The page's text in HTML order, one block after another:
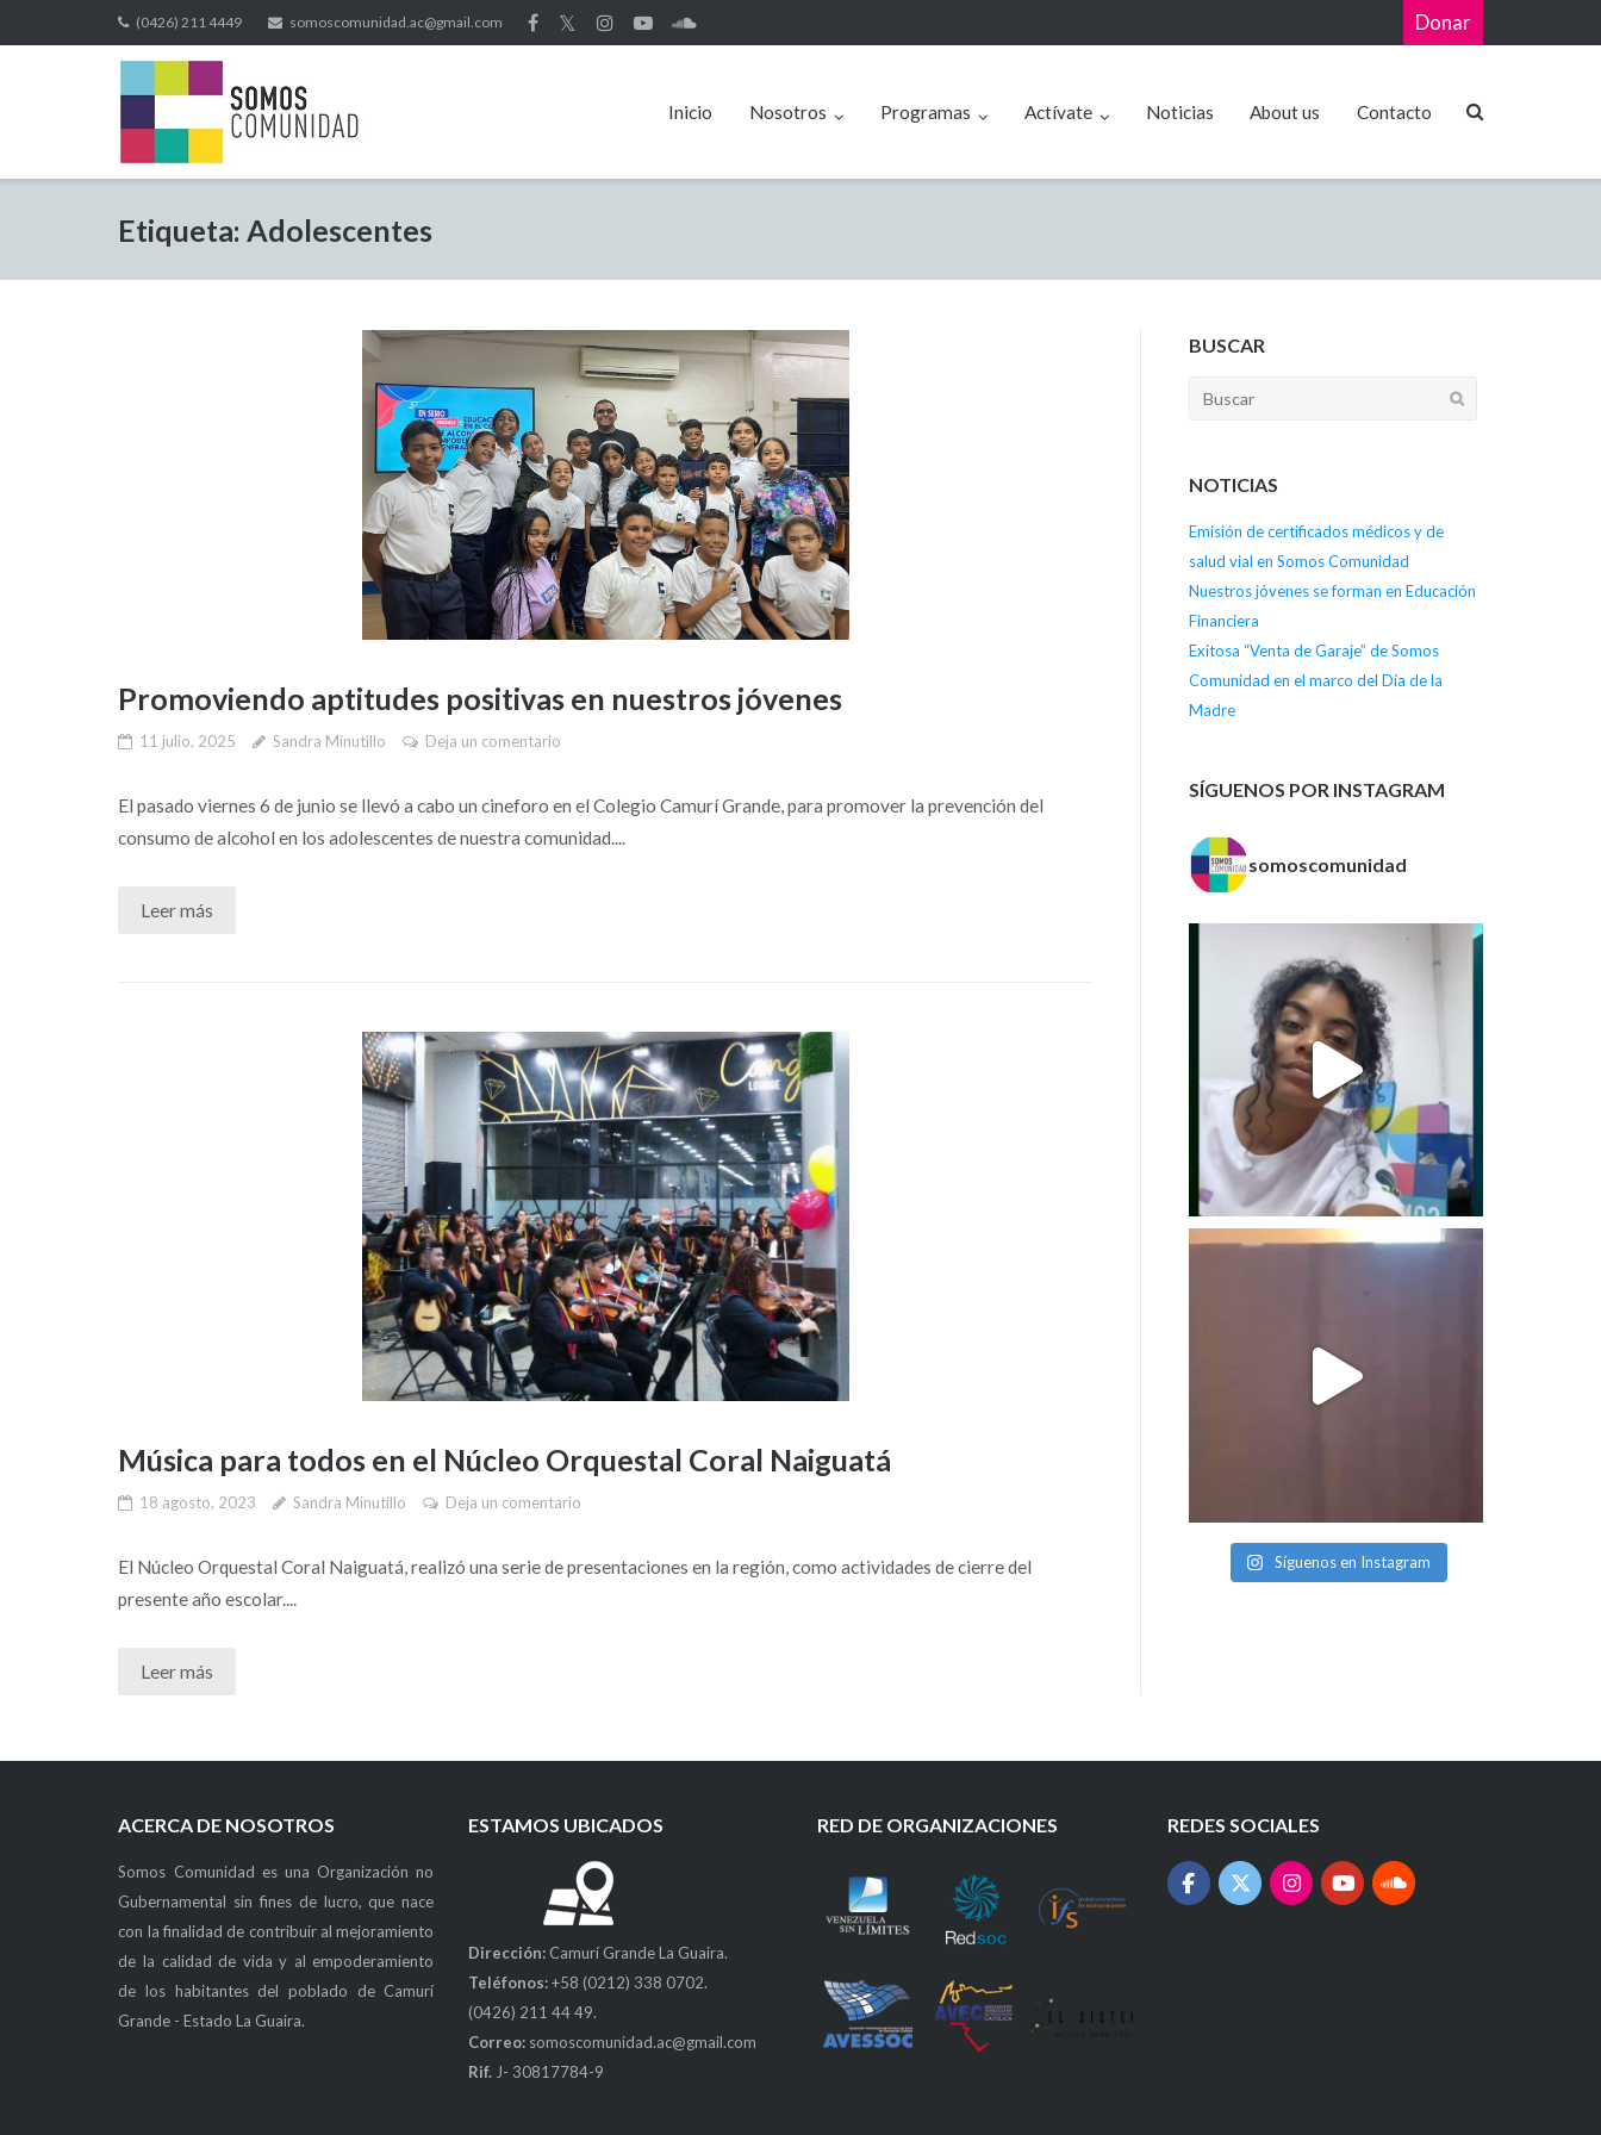
(0426) 211 4449 somoscomunidad.ac@gmail.com 𝕏 Donar
Inicio Nosotros Programas Actívate Noticias About us Contacto
Etiqueta: Adolescentes
Promoviendo aptitudes positivas en nuestros jóvenes
11 julio, 2025 Sandra Minutillo Deja un comentario
El pasado viernes 6 de junio se llevó a cabo un cineforo en el Colegio Camurí Grande, para promover la prevención del
consumo de alcohol en los adolescentes de nuestra comunidad....
Leer más
Música para todos en el Núcleo Orquestal Coral Naiguatá
18 agosto, 2023 Sandra Minutillo Deja un comentario
El Núcleo Orquestal Coral Naiguatá, realizó una serie de presentaciones en la región, como actividades de cierre del
presente año escolar....
Leer más
BUSCAR
NOTICIAS
Emisión de certificados médicos y de
salud vial en Somos Comunidad
Nuestros jóvenes se forman en Educación
Financiera
Exitosa “Venta de Garaje” de Somos
Comunidad en el marco del Día de la
Madre
SÍGUENOS POR INSTAGRAM
somoscomunidad
Síguenos en Instagram
ACERCA DE NOSOTROS
Somos Comunidad es una Organización no
Gubernamental sin fines de lucro, que nace
con la finalidad de contribuir al mejoramiento
de la calidad de vida y al empoderamiento
de los habitantes del poblado de Camurí
Grande - Estado La Guaira.
ESTAMOS UBICADOS
Dirección:Camurí Grande La Guaira.
Teléfonos:+58 (0212) 338 0702.
(0426) 211 44 49.
Correo: somoscomunidad.ac@gmail.com
Rif.J- 30817784-9
RED DE ORGANIZACIONES REDES SOCIALES